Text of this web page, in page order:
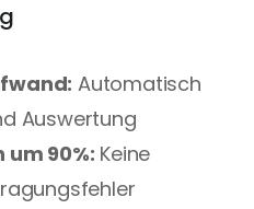
Automatisch
Auswertung
90%: Keine